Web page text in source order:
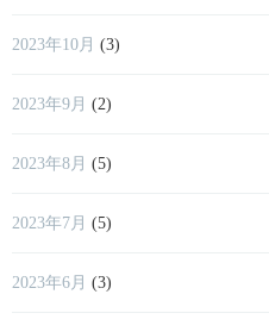
2023年10月 (3)
2023年9月 (2)
2023年8月 (5)
2023年7月 (5)
2023年6月 (3)